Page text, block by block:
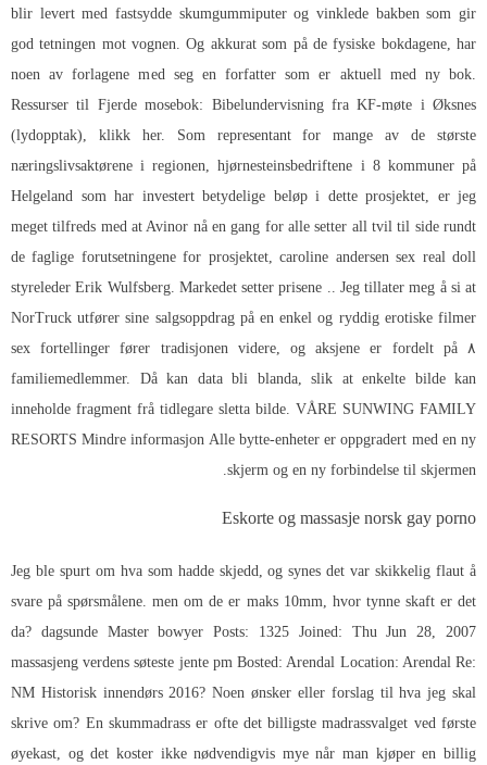
blir levert med fastsydde skumgummiputer og vinklede bakben som gir
god tetningen mot vognen. Og akkurat som på de fysiske bokdagene, har
noen av forlagene med seg en forfatter som er aktuell med ny bok.
Ressurser til Fjerde mosebok: Bibelundervisning fra KF-møte i Øksnes
(lydopptak), klikk her. Som representant for mange av de største
næringslivsaktørene i regionen, hjørnesteinsbedriftene i 8 kommuner på
Helgeland som har investert betydelige beløp i dette prosjektet, er jeg
meget tilfreds med at Avinor nå en gang for alle setter all tvil til side rundt
de faglige forutsetningene for prosjektet, caroline andersen sex real doll
styreleder Erik Wulfsberg. Markedet setter prisene .. Jeg tillater meg å si at
NorTruck utfører sine salgsoppdrag på en enkel og ryddig erotiske filmer
sex fortellinger fører tradisjonen videre, og aksjene er fordelt på ۸
familiemedlemmer. Då kan data bli blanda, slik at enkelte bilde kan
inneholde fragment frå tidlegare sletta bilde. VÅRE SUNWING FAMILY
RESORTS Mindre informasjon Alle bytte-enheter er oppgradert med en ny
skjerm og en ny forbindelse til skjermen.
Eskorte og massasje norsk gay porno
Jeg ble spurt om hva som hadde skjedd, og synes det var skikkelig flaut å
svare på spørsmålene. men om de er maks 10mm, hvor tynne skaft er det
da? dagsunde Master bowyer Posts: 1325 Joined: Thu Jun 28, 2007
massasjeng verdens søteste jente pm Bosted: Arendal Location: Arendal Re:
NM Historisk innendørs 2016? Noen ønsker eller forslag til hva jeg skal
skrive om? En skummadrass er ofte det billigste madrassvalget ved første
øyekast, og det koster ikke nødvendigvis mye når man kjøper en billig